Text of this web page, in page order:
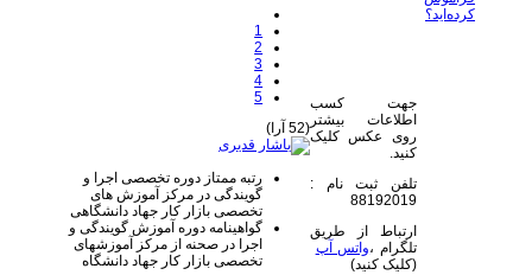
1
2
3
4
5
(52 آرا)
رتبه ممتاز دوره تخصصی اجرا و
گویندگی در مرکز آموزش های
تخصصی بازار کار جهاد دانشگاهی
گواهینامه دوره آموزش گویندگی و
اجرا در صحنه از مرکز آموزشهای
تخصصی بازار کار جهاد دانشگاه
جهت کسب
اطلاعات بیشتر
روی عکس کلیک
کنید.
تلفن ثبت نام :
88192019
ارتباط از طریق
تلگرام ،واتس آپ
(کلیک کنید)
کرده‌اید؟